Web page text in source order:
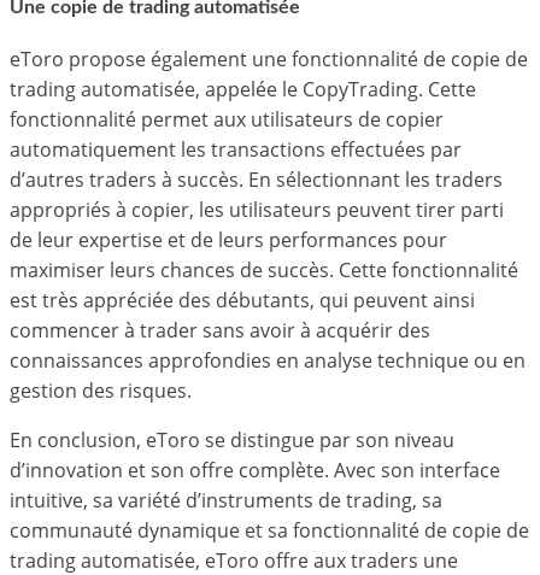
Une copie de trading automatisée
eToro propose également une fonctionnalité de copie de
trading automatisée, appelée le CopyTrading. Cette
fonctionnalité permet aux utilisateurs de copier
automatiquement les transactions effectuées par
d’autres traders à succès. En sélectionnant les traders
appropriés à copier, les utilisateurs peuvent tirer parti
de leur expertise et de leurs performances pour
maximiser leurs chances de succès. Cette fonctionnalité
est très appréciée des débutants, qui peuvent ainsi
commencer à trader sans avoir à acquérir des
connaissances approfondies en analyse technique ou en
gestion des risques.
En conclusion, eToro se distingue par son niveau
d’innovation et son offre complète. Avec son interface
intuitive, sa variété d’instruments de trading, sa
communauté dynamique et sa fonctionnalité de copie de
trading automatisée, eToro offre aux traders une